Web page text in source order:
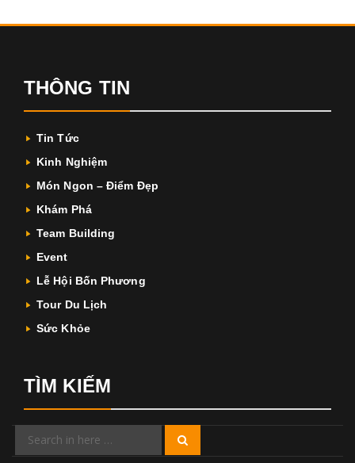
THÔNG TIN
Tin Tức
Kinh Nghiệm
Món Ngon – Điểm Đẹp
Khám Phá
Team Building
Event
Lễ Hội Bốn Phương
Tour Du Lịch
Sức Khỏe
TÌM KIẾM
Search